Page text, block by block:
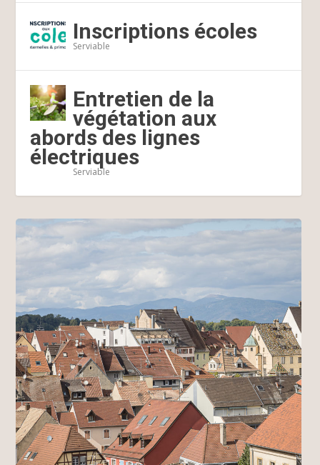
Inscriptions écoles
Serviable
Entretien de la
végétation aux
abords des lignes
électriques
Serviable